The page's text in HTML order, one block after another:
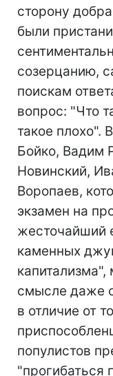
сторону
были
созерцанию,
поискам
вопрос: "Что
такое плохо".
Бойко, Вадим
Новинский,
Воропаев,
экзамен на
жесточайший
каменных
смысле даже
в отличие от
популистов
"прогибаться